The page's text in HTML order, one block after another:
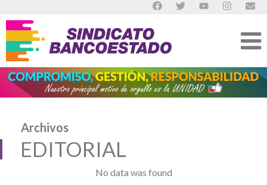
Archivos
EDITORIAL
No data was found